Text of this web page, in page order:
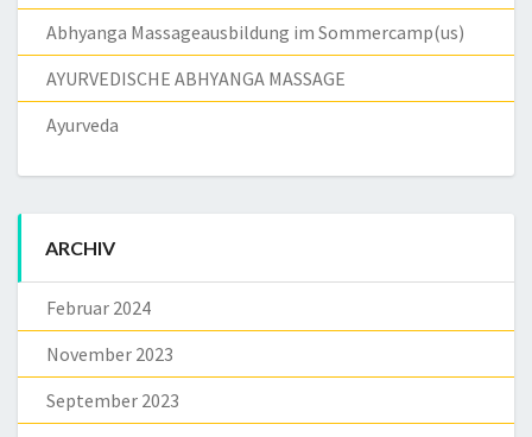
Abhyanga Massageausbildung im Sommercamp(us)
AYURVEDISCHE ABHYANGA MASSAGE
Ayurveda
ARCHIV
Februar 2024
November 2023
September 2023